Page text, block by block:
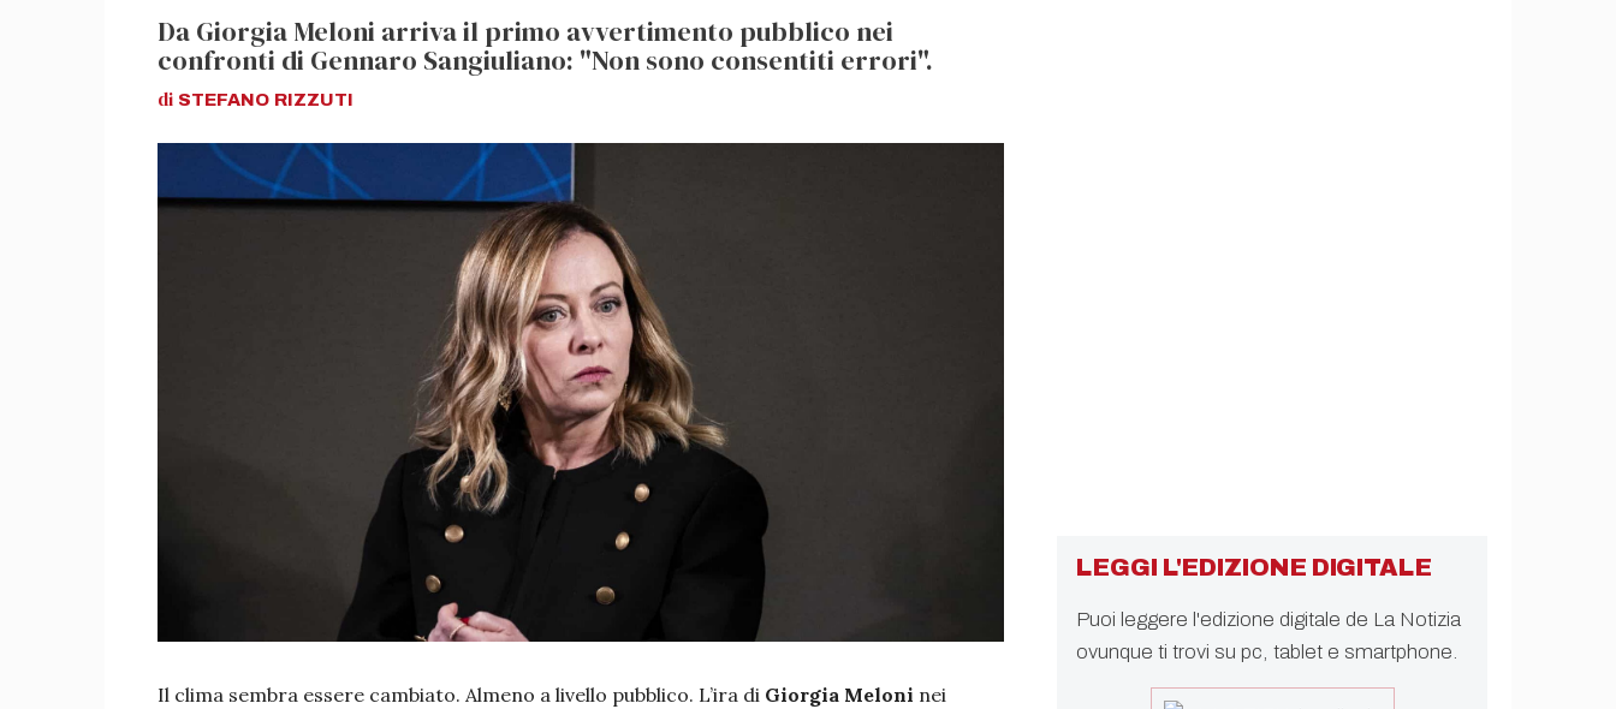
Da Giorgia Meloni arriva il primo avvertimento pubblico nei
confronti di Gennaro Sangiuliano: "Non sono consentiti errori".
di STEFANO RIZZUTI
Il clima sembra essere cambiato. Almeno a livello pubblico. L’ira di Giorgia Meloni nei
LEGGI L'EDIZIONE DIGITALE
Puoi leggere l'edizione digitale de La Notizia
ovunque ti trovi su pc, tablet e smartphone.